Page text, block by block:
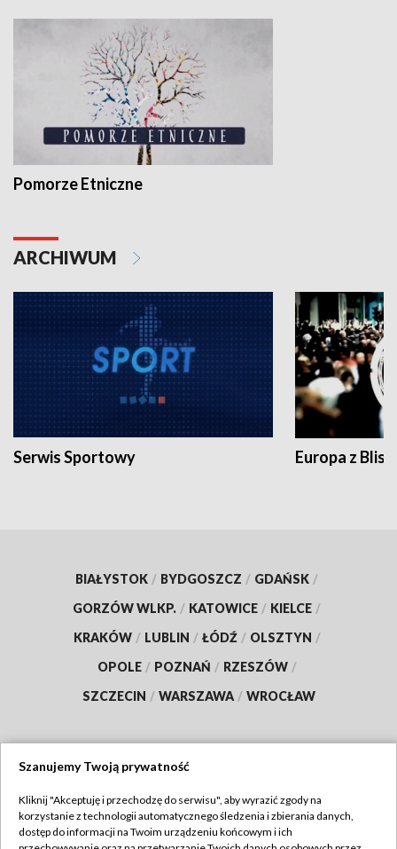
Pomorze Etniczne
ARCHIWUM
Serwis Sportowy Europa z
BIAŁYSTOK / BYDGOSZCZ / GDAŃSK /
GORZÓW WLKP. / KATOWICE / KIELCE /
KRAKÓW / LUBLIN / ŁÓDŹ / OLSZTYN /
OPOLE / POZNAŃ / RZESZÓW /
SZCZECIN / WARSZAWA / WROCŁAW
TVP
Szanujemy Twoją prywatność
Kliknij "Akceptuję i przechodzę do serwisu", aby wyrazić zgody na
korzystanie z technologii automatycznego śledzenia i zbierania danych,
dostęp do informacji na Twoim urządzeniu końcowym i ich